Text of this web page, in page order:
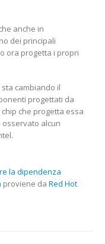
anche in
dei principali
ora progetta i propri
cambiando il
progettati da
che progetta essa
osservato alcun
la dipendenza
proviene da Red Hot